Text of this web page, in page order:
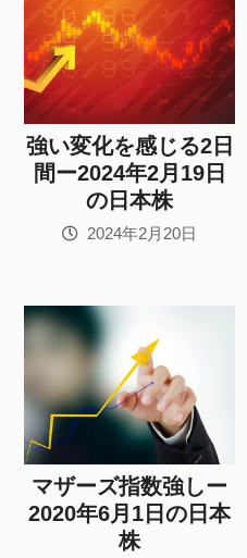
強い変化を感じる2日
間ー2024年2月19日
の日本株
2024年2月20日
マザーズ指数強しー
2020年6月1日の日本
株